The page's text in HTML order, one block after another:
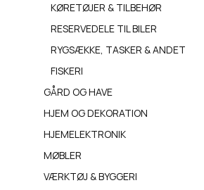
KØRETØJER & TILBEHØR
RESERVEDELE TIL BILER
RYGSÆKKE, TASKER & ANDET
FISKERI
GÅRD OG HAVE
HJEM OG DEKORATION
HJEMELEKTRONIK
MØBLER
VÆRKTØJ & BYGGERI